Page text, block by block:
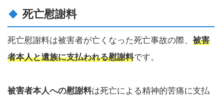
死亡慰謝料
死亡慰謝料は被害者が亡くなった死亡事故の際、 被害
者本人と遺族に支払われる慰謝料です。
被害者本人への慰謝料は死亡による精神的苦痛に支払